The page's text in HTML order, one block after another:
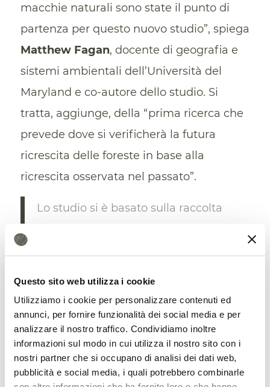
Questo sito web utilizza i cookie
Utilizziamo i cookie per personalizzare contenuti ed
annunci, per fornire funzionalità dei social media e per
analizzare il nostro traffico. Condividiamo inoltre
informazioni sul modo in cui utilizza il nostro sito con i
nostri partner che si occupano di analisi dei dati web,
pubblicità e social media, i quali potrebbero combinarle
macchie naturali sono state il punto di
partenza per questo nuovo studio”, spiega
Matthew Fagan, docente di geografia e
sistemi ambientali dell’Università del
Maryland e co-autore dello studio. Si
tratta, aggiunge, della “prima ricerca che
prevede dove si verificherà la futura
ricrescita delle foreste in base alla
ricrescita osservata nel passato”.
Lo studio si è basato sulla raccolta
come laqualità del suolo, la
pendenza, la densità di strade e di
popolazione, la ricchezza locale, la
distanza dai centri urbani e dalle
foreste sane, e altro ancora.
Gli autori hanno rilevato che i fattori più